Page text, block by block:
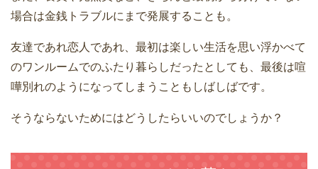
場合は金銭トラブルにまで発展することも。
友達であれ恋人であれ、最初は楽しい生活を思い浮かべて
のワンルームでのふたり暮らしだったとしても、最後は喧
嘩別れのようになってしまうこともしばしばです。
そうならないためにはどうしたらいいのでしょうか？